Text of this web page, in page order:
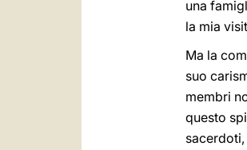
una
la mia
Ma la
suo
membri
questo